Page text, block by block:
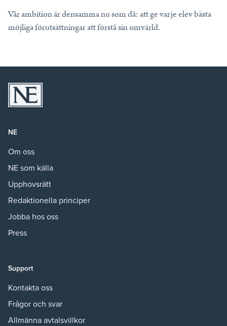
Vår ambition är densamma nu som då: att ge varje elev bästa
möjliga förutsättningar att förstå sin omvärld.
NE
Om oss
NE som källa
Upphovsrätt
Redaktionella principer
Jobba hos oss
Press
Support
Kontakta oss
Frågor och svar
Allmänna avtalsvillkor